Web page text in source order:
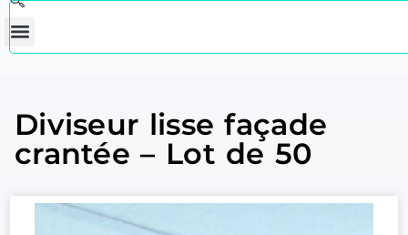
Diviseur lisse façade
crantée – Lot de 50